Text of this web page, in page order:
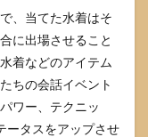
、当てた水着はそ
に出場させること
着などのアイテム
ちの会話イベント
ワー、テクニッ
ータスをアップさせ